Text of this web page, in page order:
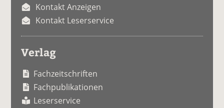
Kontakt Anzeigen
Kontakt Leserservice
Verlag
Fachzeitschriften
Fachpublikationen
Leserservice